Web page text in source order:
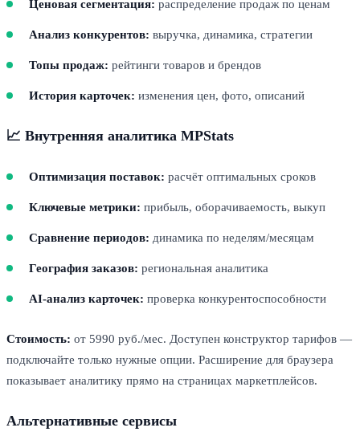
Ценовая сегментация: распределение продаж по ценам
Анализ конкурентов: выручка, динамика, стратегии
Топы продаж: рейтинги товаров и брендов
История карточек: изменения цен, фото, описаний
📈 Внутренняя аналитика MPStats
Оптимизация поставок: расчёт оптимальных сроков
Ключевые метрики: прибыль, оборачиваемость, выкуп
Сравнение периодов: динамика по неделям/месяцам
География заказов: региональная аналитика
AI-анализ карточек: проверка конкурентоспособности
Стоимость: от 5990 руб./мес. Доступен конструктор тарифов —
подключайте только нужные опции. Расширение для браузера
показывает аналитику прямо на страницах маркетплейсов.
Альтернативные сервисы